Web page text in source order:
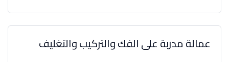
عمالة مدربة على الفك والتركيب والتغليف